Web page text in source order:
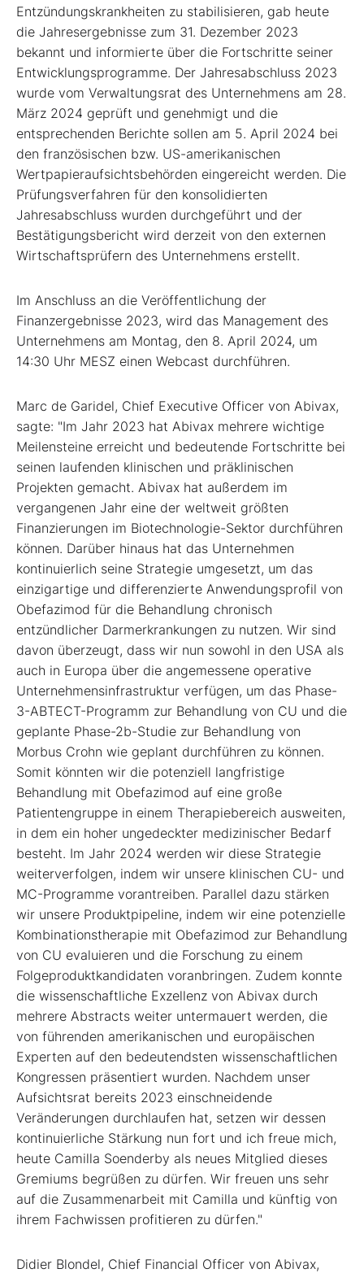
Entzündungskrankheiten zu stabilisieren, gab heute
die Jahresergebnisse zum 31. Dezember 2023
bekannt und informierte über die Fortschritte seiner
Entwicklungsprogramme. Der Jahresabschluss 2023
wurde vom Verwaltungsrat des Unternehmens am 28.
März 2024 geprüft und genehmigt und die
entsprechenden Berichte sollen am 5. April 2024 bei
den französischen bzw. US-amerikanischen
Wertpapieraufsichtsbehörden eingereicht werden. Die
Prüfungsverfahren für den konsolidierten
Jahresabschluss wurden durchgeführt und der
Bestätigungsbericht wird derzeit von den externen
Wirtschaftsprüfern des Unternehmens erstellt.
Im Anschluss an die Veröffentlichung der
Finanzergebnisse 2023, wird das Management des
Unternehmens am Montag, den 8. April 2024, um
14:30 Uhr MESZ einen Webcast durchführen.
Marc de Garidel, Chief Executive Officer von Abivax,
sagte: "Im Jahr 2023 hat Abivax mehrere wichtige
Meilensteine erreicht und bedeutende Fortschritte bei
seinen laufenden klinischen und präklinischen
Projekten gemacht. Abivax hat außerdem im
vergangenen Jahr eine der weltweit größten
Finanzierungen im Biotechnologie-Sektor durchführen
können. Darüber hinaus hat das Unternehmen
kontinuierlich seine Strategie umgesetzt, um das
einzigartige und differenzierte Anwendungsprofil von
Obefazimod für die Behandlung chronisch
entzündlicher Darmerkrankungen zu nutzen. Wir sind
davon überzeugt, dass wir nun sowohl in den USA als
auch in Europa über die angemessene operative
Unternehmensinfrastruktur verfügen, um das Phase-
3-ABTECT-Programm zur Behandlung von CU und die
geplante Phase-2b-Studie zur Behandlung von
Morbus Crohn wie geplant durchführen zu können.
Somit könnten wir die potenziell langfristige
Behandlung mit Obefazimod auf eine große
Patientengruppe in einem Therapiebereich ausweiten,
in dem ein hoher ungedeckter medizinischer Bedarf
besteht. Im Jahr 2024 werden wir diese Strategie
weiterverfolgen, indem wir unsere klinischen CU- und
MC-Programme vorantreiben. Parallel dazu stärken
wir unsere Produktpipeline, indem wir eine potenzielle
Kombinationstherapie mit Obefazimod zur Behandlung
von CU evaluieren und die Forschung zu einem
Folgeproduktkandidaten voranbringen. Zudem konnte
die wissenschaftliche Exzellenz von Abivax durch
mehrere Abstracts weiter untermauert werden, die
von führenden amerikanischen und europäischen
Experten auf den bedeutendsten wissenschaftlichen
Kongressen präsentiert wurden. Nachdem unser
Aufsichtsrat bereits 2023 einschneidende
Veränderungen durchlaufen hat, setzen wir dessen
kontinuierliche Stärkung nun fort und ich freue mich,
heute Camilla Soenderby als neues Mitglied dieses
Gremiums begrüßen zu dürfen. Wir freuen uns sehr
auf die Zusammenarbeit mit Camilla und künftig von
ihrem Fachwissen profitieren zu dürfen."
Didier Blondel, Chief Financial Officer von Abivax,